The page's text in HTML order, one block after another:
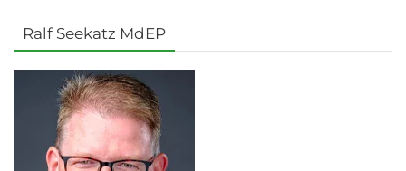
Ralf Seekatz MdEP